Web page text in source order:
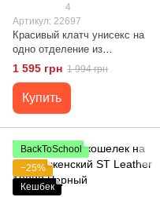
4
Артикул: 22697
Красивый клатч унисекс на
одно отделение из
натуральной кожи ST Leather
22697 Черный
1 595 грн 1 994 грн
Купить
BackToSchool
−25%
Кешбек